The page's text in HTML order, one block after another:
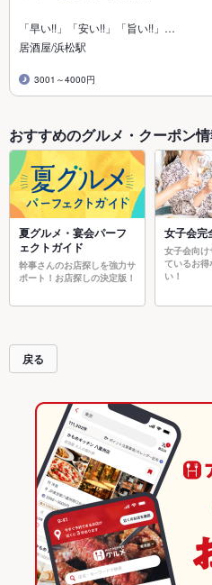
「早い!!」「安い!!」「旨い!!」…
居酒屋/浜松駅
3001～4000円
おすすめのグルメ・クーポン
夏グルメ・宴会パーフ
ェクトガイド
幹事さんのお店探しを強力サ
ポート！お店探しの決定版！
女子会完
女子会向け
ているお
い！
戻る